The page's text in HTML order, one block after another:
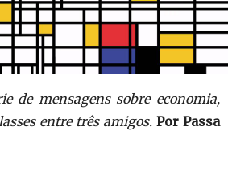
de mensagens sobre economia,
entre três amigos. Por Passa